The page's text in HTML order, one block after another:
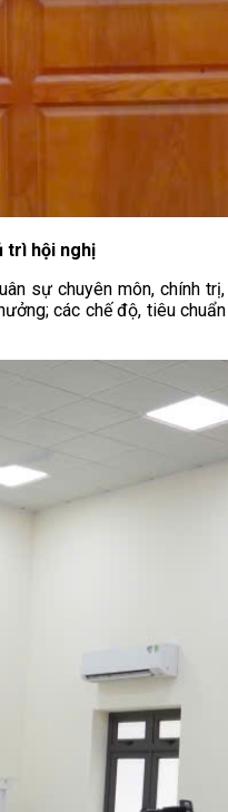
trì hội nghị
sự chuyên môn, chính
các chế độ, tiêu